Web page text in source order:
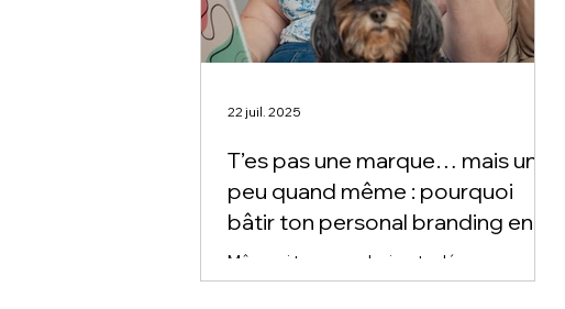
T’es pas une marque… mais un
peu quand même : pourquoi
bâtir ton personal branding en
2025
Même si tu ne vends rien, tu dégages
quelque chose. Et en 2025, ne pas bâtir ton
22 juil. 2025